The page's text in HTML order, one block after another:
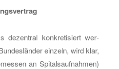
de­zen­tral kon­kre­ti­siert wer­
ein­zeln, wird klar,
an Spi­tals­auf­nah­men)